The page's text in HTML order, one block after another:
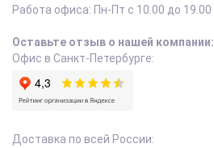
Работа офиса: Пн-Пт с 10.00 до 19.00
Оставьте отзыв о нашей компании:
Офис в Санкт-Петербурге:
Доставка по всей России: